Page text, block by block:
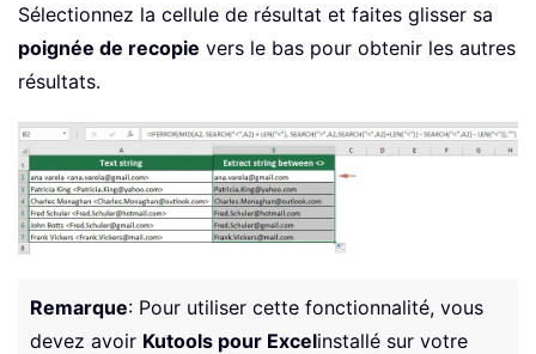
Sélectionnez la cellule de résultat et faites glisser sa
poignée de recopie vers le bas pour obtenir les autres
résultats.
Remarque: Pour utiliser cette fonctionnalité, vous
devez avoir Kutools pour Excelinstallé sur votre